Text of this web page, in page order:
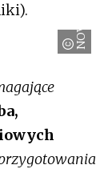
NOVOL